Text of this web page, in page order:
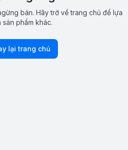
bán. Hãy trở về trang chủ để lựa
sản phẩm khác.
lại trang chủ